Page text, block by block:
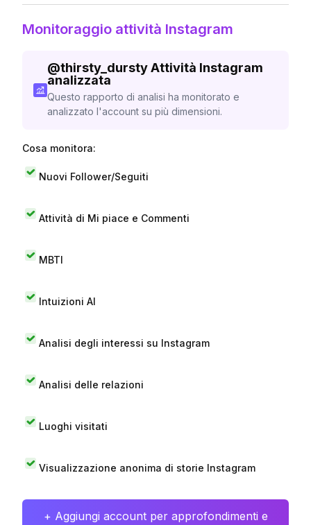
Monitoraggio attività Instagram
@thirsty_durstyAttività Instagram
analizzata
Questo rapporto di analisi ha monitorato e
analizzato l'account su più dimensioni.
Cosa monitora:
Nuovi Follower/Seguiti
Attività di Mi piace e Commenti
MBTI
Intuizioni AI
Analisi degli interessi su Instagram
Analisi delle relazioni
Luoghi visitati
Visualizzazione anonima di storie Instagram
+ Aggiungi account per approfondimenti e